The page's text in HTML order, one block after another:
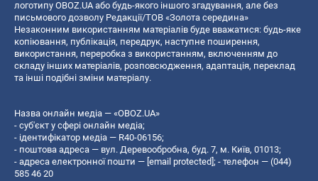
логотипу OBOZ.UA або будь-якого іншого згадування, але без
письмового дозволу Редакції/ТОВ «Золота середина»
Незаконним використанням матеріалів буде вважатися: будь-яке
копiювання, публiкацiя, передрук, наступне поширення,
використання, переробка з використанням, включенням до
складу інших матеріалів, розповсюдження, адаптація, переклад
та інші подібні зміни матеріалу.
Назва онлайн медіа — «OBOZ.UA»
- суб'єкт у сфері онлайн медіа;
- ідентифікатор медіа — R40-06156;
- поштова адреса — вул. Деревообробна, буд. 7, м. Київ, 01013;
- адреса електронної пошти — [email protected] ; - телефон — (044)
585 46 20